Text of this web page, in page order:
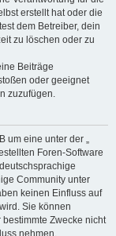
erstellt hat oder die
dem Betreiber, dein
zu löschen oder zu
Beiträge
oder geeignet
zuzufügen.
um eine unter der „
Foren-Software
Community unter
keinen Einfluss auf
Sie können
Zwecke nicht
nehmen.